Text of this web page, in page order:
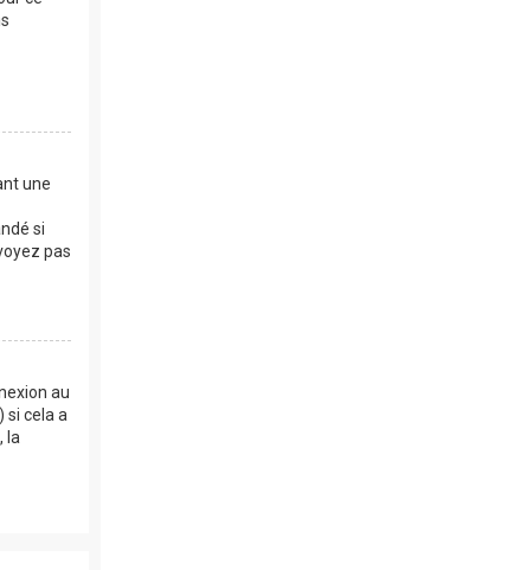
une
si
pas
au
si cela a
la